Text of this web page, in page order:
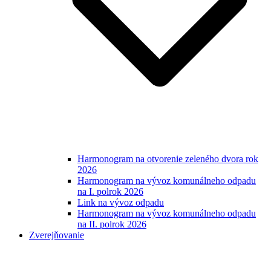
Harmonogram na otvorenie zeleného dvora rok
2026
Harmonogram na vývoz komunálneho odpadu
na I. polrok 2026
Link na vývoz odpadu
Harmonogram na vývoz komunálneho odpadu
na II. polrok 2026
Zverejňovanie